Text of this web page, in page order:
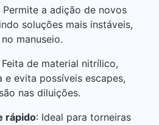
Permite a adição de novos
soluções mais instáveis,
manuseio.
Feita de material nitrílico,
evita possíveis escapes,
nas diluições.
rápido: Ideal para torneiras